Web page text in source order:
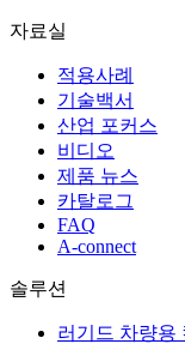
자료실
적용사례
기술백서
산업 포커스
비디오
제품 뉴스
카탈로그
FAQ
A-connect
솔루션
러기드 차량용